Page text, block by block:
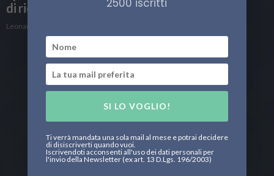
di ricerca della storia
Leonardo Parigi
2500 iscritti
SI LO VOGLIO!
Ti verrà mandata una sola mail al mese e potrai decidere
di disiscriverti quando vuoi.
Iscrivendoti acconsenti all'uso dei dati personali per
l'invio della Newsletter (ex art. 13 D.Lgs. 196/2003)